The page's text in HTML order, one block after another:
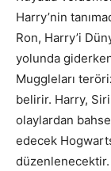
Harry’nin
Ron, Harry’i
yolunda
Muggleları
belirir. Harry,
olaylardan
edecek